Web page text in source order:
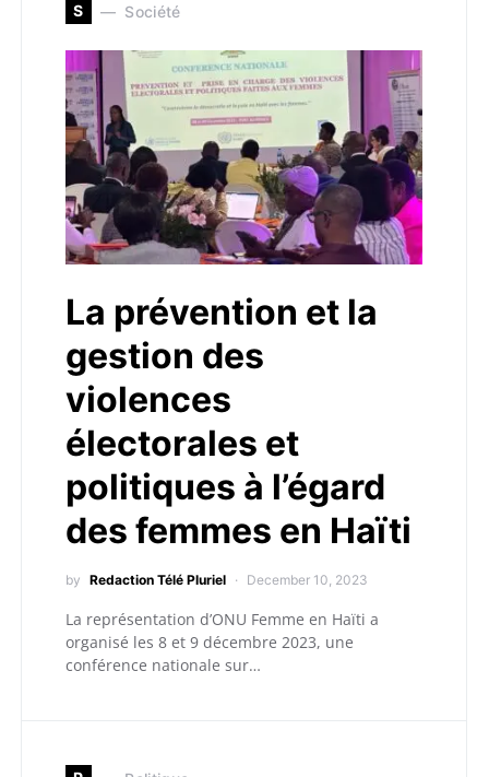
S Société
La prévention et la
gestion des
violences
électorales et
politiques à l’égard
des femmes en Haïti
by Redaction Télé Pluriel December 10, 2023
La représentation d’ONU Femme en Haïti a
organisé les 8 et 9 décembre 2023, une
conférence nationale sur…